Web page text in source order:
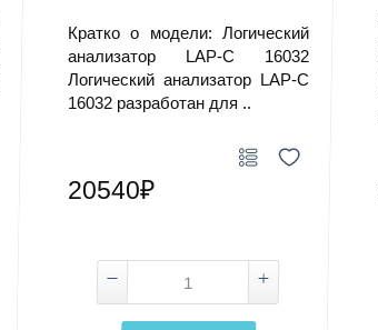
Кратко о модели: Логический
анализатор LAP-C 16032
Логический анализатор LAP-C
16032 разработан для ..
20540₽